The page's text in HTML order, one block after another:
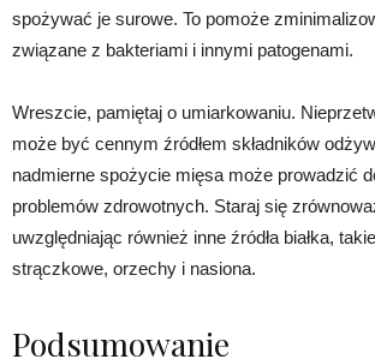
spożywać je surowe. To pomoże
związane z bakteriami i innymi patogenami.
Wreszcie, pamiętaj o umiarkowaniu.
może być cennym źródłem składników
nadmierne spożycie mięsa może prowadzić
problemów zdrowotnych. Staraj się
uwzględniając również inne źródła białka,
strączkowe, orzechy i nasiona.
Podsumowanie